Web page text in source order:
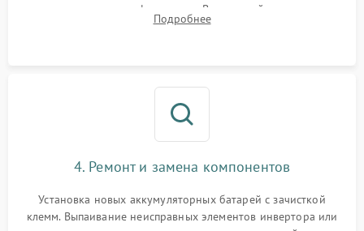
переключения и трансформатора. Визуальный поиск вздутых
конденсаторов и прогаров на печатной плате.
Подробнее
4. Ремонт и замена компонентов
Установка новых аккумуляторных батарей с зачисткой
клемм. Выпаивание неисправных элементов инвертора или